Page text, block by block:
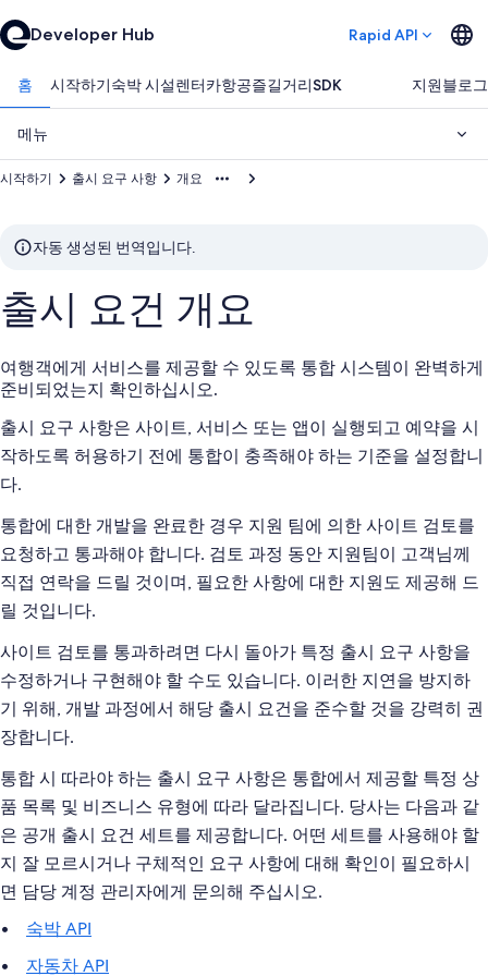
Developer Hub Rapid API
홈 시작하기숙박 시설렌터카항공즐길거리SDK 지원블로그
메뉴
개요
출시 요구 사항
시작하기
자동 생성된 번역입니다.
출시 요건 개요
여행객에게 서비스를 제공할 수 있도록 통합 시스템이 완벽하게
준비되었는지 확인하십시오.
출시 요구 사항은 사이트, 서비스 또는 앱이 실행되고 예약을 시
작하도록 허용하기 전에 통합이 충족해야 하는 기준을 설정합니
다.
통합에 대한 개발을 완료한 경우 지원 팀에 의한 사이트 검토를
요청하고 통과해야 합니다. 검토 과정 동안 지원팀이 고객님께
직접 연락을 드릴 것이며, 필요한 사항에 대한 지원도 제공해 드
릴 것입니다.
사이트 검토를 통과하려면 다시 돌아가 특정 출시 요구 사항을
수정하거나 구현해야 할 수도 있습니다. 이러한 지연을 방지하
기 위해, 개발 과정에서 해당 출시 요건을 준수할 것을 강력히 권
장합니다.
통합 시 따라야 하는 출시 요구 사항은 통합에서 제공할 특정 상
품 목록 및 비즈니스 유형에 따라 달라집니다. 당사는 다음과 같
은 공개 출시 요건 세트를 제공합니다. 어떤 세트를 사용해야 할
지 잘 모르시거나 구체적인 요구 사항에 대해 확인이 필요하시
면 담당 계정 관리자에게 문의해 주십시오.
숙박 API
자동차 API